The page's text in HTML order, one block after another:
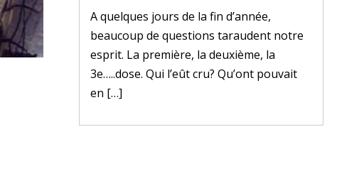
A quelques jours de la fin d’année,
beaucoup de questions taraudent notre
esprit. La première, la deuxième, la
3e…..dose. Qui l’eût cru? Qu’ont pouvait
en […]